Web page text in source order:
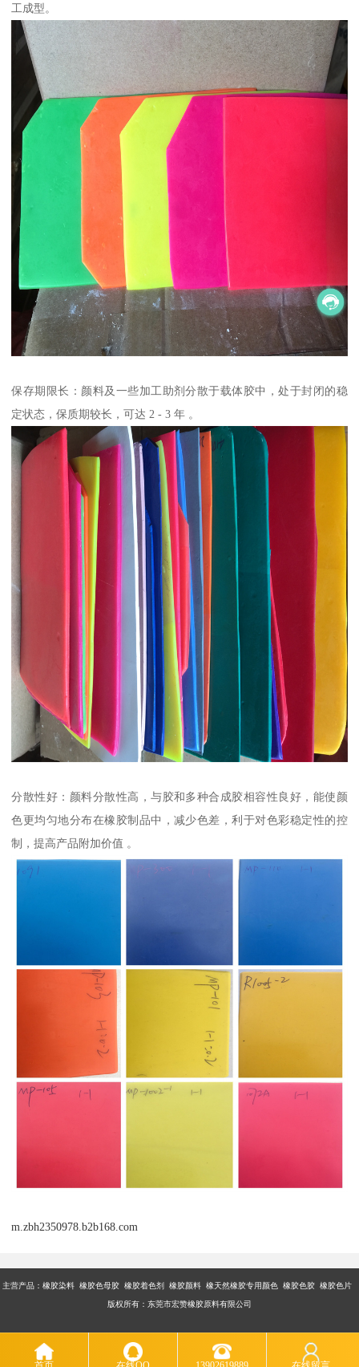
工成型。
保存期限长：颜料及一些加工助剂分散于载体胶中，处于封闭的稳
定状态，保质期较长，可达 2 - 3 年 。
分散性好：颜料分散性高，与胶和多种合成胶相容性良好，能使颜
色更均匀地分布在橡胶制品中，减少色差，利于对色彩稳定性的控
制，提高产品附加价值 。
m.zbh2350978.b2b168.com
主营产品：橡胶染料 橡胶色母胶 橡胶着色剂 橡胶颜料 橡天然橡胶专用颜色 橡胶色胶 橡胶色片
版权所有：东莞市宏赞橡胶原料有限公司